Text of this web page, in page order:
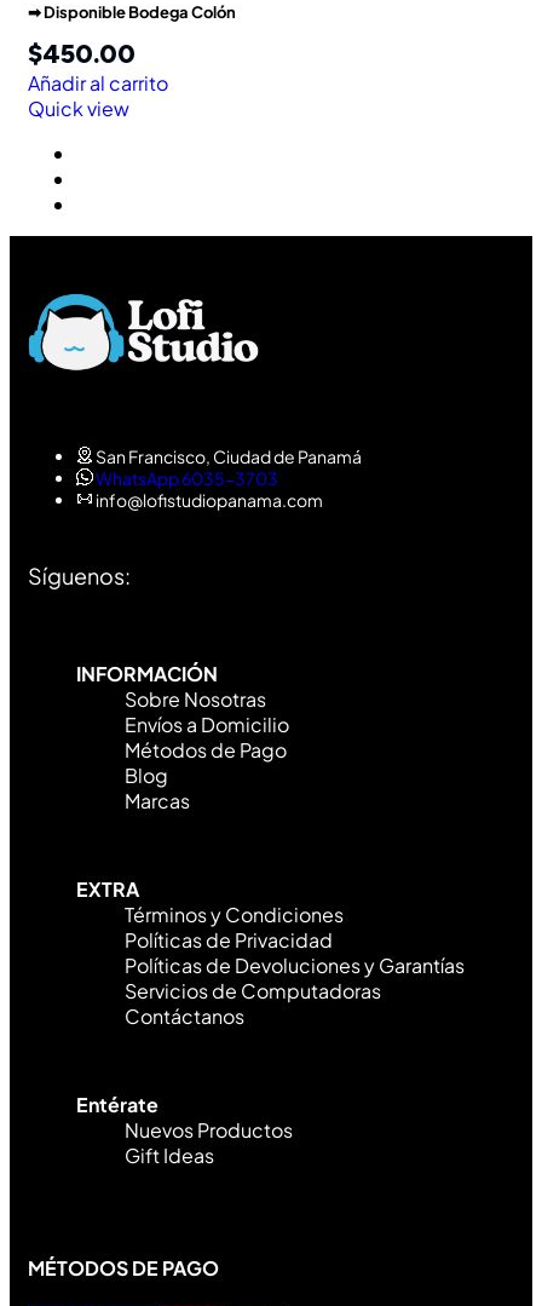
➡︎ Disponible Bodega Colón
$450.00
Añadir al carrito
Quick view
San Francisco, Ciudad de Panamá
WhatsApp 6035-3703
info@lofistudiopanama.com
Síguenos:
INFORMACIÓN
Sobre Nosotras
Envíos a Domicilio
Métodos de Pago
Blog
Marcas
EXTRA
Términos y Condiciones
Políticas de Privacidad
Políticas de Devoluciones y Garantías
Servicios de Computadoras
Contáctanos
Entérate
Nuevos Productos
Gift Ideas
MÉTODOS DE PAGO